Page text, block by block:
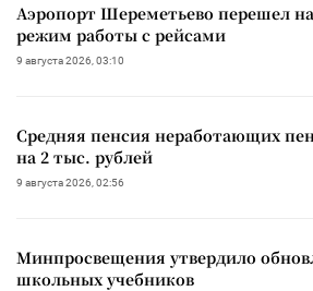
Аэропорт Шереметьево перешел
режим работы с рейсами
9 августа 2026, 03:10
Средняя пенсия неработающих
на 2 тыс. рублей
9 августа 2026, 02:56
Минпросвещения утвердило
школьных учебников